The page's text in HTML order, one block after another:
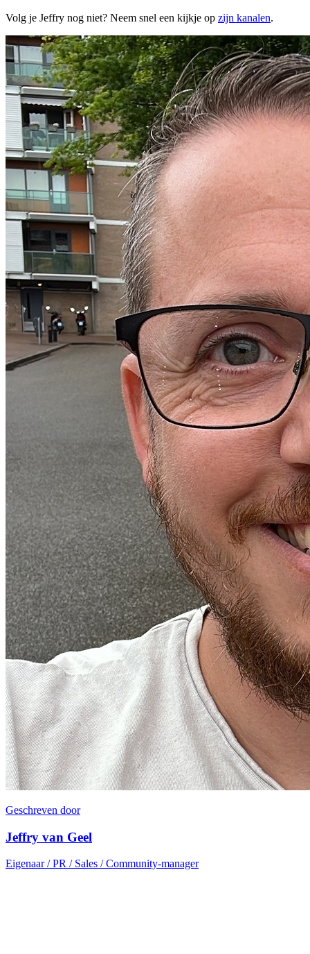
Volg je Jeffry nog niet? Neem snel een kijkje op zijn kanalen.
Geschreven door
Jeffry van Geel
Eigenaar / PR / Sales / Community-manager